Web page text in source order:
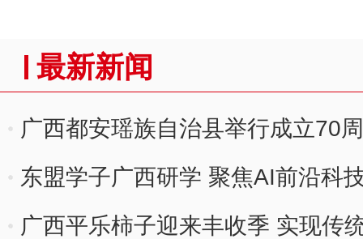
最新新闻
广西都安瑶族自治县举行成立70
东盟学子广西研学 聚焦AI前沿科
广西平乐柿子迎来丰收季 实现传